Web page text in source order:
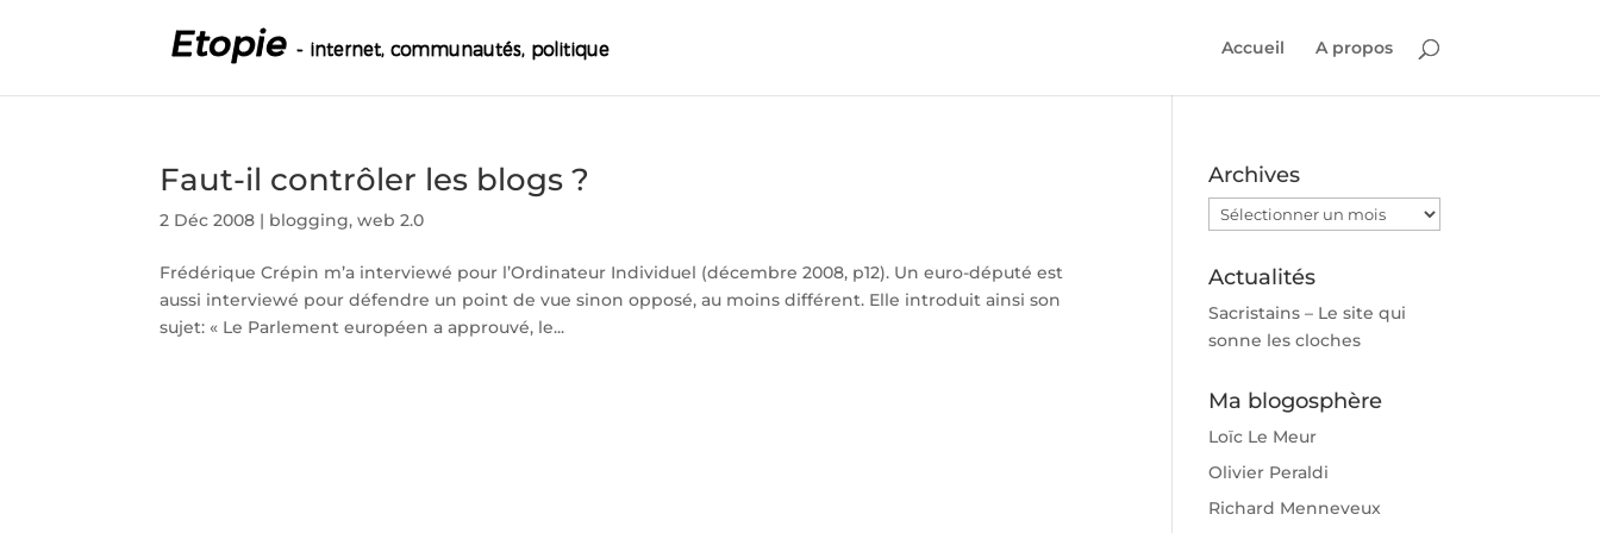
Accueil A propos
Faut-il contrôler les blogs ?
2 Déc 2008 | blogging,web 2.0
Frédérique Crépin m’a interviewé pour l’Ordinateur Individuel (décembre 2008, p12). Un euro-député est
aussi interviewé pour défendre un point de vue sinon opposé, au moins différent. Elle introduit ainsi son
sujet: « Le Parlement européen a approuvé, le...
Archives
Archives
Actualités
Sacristains – Le site qui
sonne les cloches
Ma blogosphère
Loïc Le Meur
Olivier Peraldi
Richard Menneveux